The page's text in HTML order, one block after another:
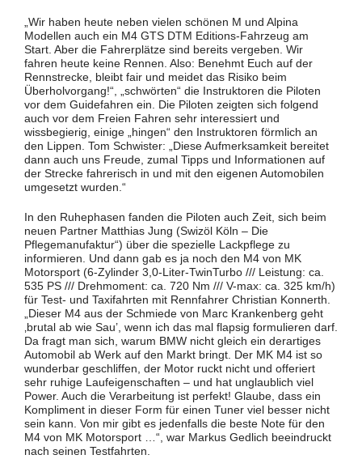
„Wir haben heute neben vielen schönen M und Alpina
Modellen auch ein M4 GTS DTM Editions-Fahrzeug am
Start. Aber die Fahrerplätze sind bereits vergeben. Wir
fahren heute keine Rennen. Also: Benehmt Euch auf der
Rennstrecke, bleibt fair und meidet das Risiko beim
Überholvorgang!“, „schwörten“ die Instruktoren die Piloten
vor dem Guidefahren ein. Die Piloten zeigten sich folgend
auch vor dem Freien Fahren sehr interessiert und
wissbegierig, einige „hingen“ den Instruktoren förmlich an
den Lippen. Tom Schwister: „Diese Aufmerksamkeit bereitet
dann auch uns Freude, zumal Tipps und Informationen auf
der Strecke fahrerisch in und mit den eigenen Automobilen
umgesetzt wurden.“
In den Ruhephasen fanden die Piloten auch Zeit, sich beim
neuen Partner Matthias Jung (Swizöl Köln – Die
Pflegemanufaktur“) über die spezielle Lackpflege zu
informieren. Und dann gab es ja noch den M4 von MK
Motorsport (6-Zylinder 3,0-Liter-TwinTurbo /// Leistung: ca.
535 PS /// Drehmoment: ca. 720 Nm /// V-max: ca. 325 km/h)
für Test- und Taxifahrten mit Rennfahrer Christian Konnerth.
„Dieser M4 aus der Schmiede von Marc Krankenberg geht
‚brutal ab wie Sau’, wenn ich das mal flapsig formulieren darf.
Da fragt man sich, warum BMW nicht gleich ein derartiges
Automobil ab Werk auf den Markt bringt. Der MK M4 ist so
wunderbar geschliffen, der Motor ruckt nicht und offeriert
sehr ruhige Laufeigenschaften – und hat unglaublich viel
Power. Auch die Verarbeitung ist perfekt! Glaube, dass ein
Kompliment in dieser Form für einen Tuner viel besser nicht
sein kann. Von mir gibt es jedenfalls die beste Note für den
M4 von MK Motorsport …“, war Markus Gedlich beeindruckt
nach seinen Testfahrten.